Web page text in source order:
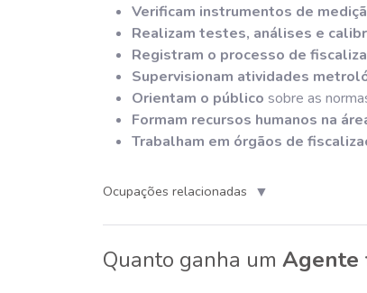
Verificam instrumentos de
Realizam testes, análises e
Registram o processo de
Supervisionam atividades
Orientam o público sobre as
Formam recursos humanos na
Trabalham em órgãos de
Ocupações relacionadas ▼
Quanto ganha um Agente